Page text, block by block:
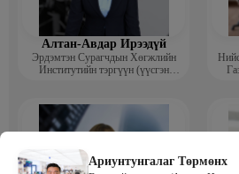
Ариунтунгалаг Төрмөнх
Алтан-Авдар Ирээдүй
Эрдэмтэн Сурагчдын Хөгжлийн
Институтийн тэргүүн (үүсгэн